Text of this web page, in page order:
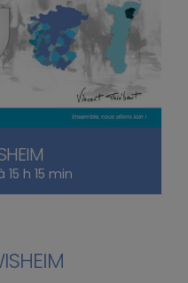
15 h 15 min